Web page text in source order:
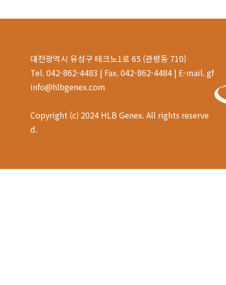
대전광역시 유성구 테크노1로 65 (관평동 710)
Tel. 042-862-4483 | Fax. 042-862-4484 | E-mail. gf
info@hlbgenex.com
Copyright (c) 2024 HLB Genex. All rights reserve
d.